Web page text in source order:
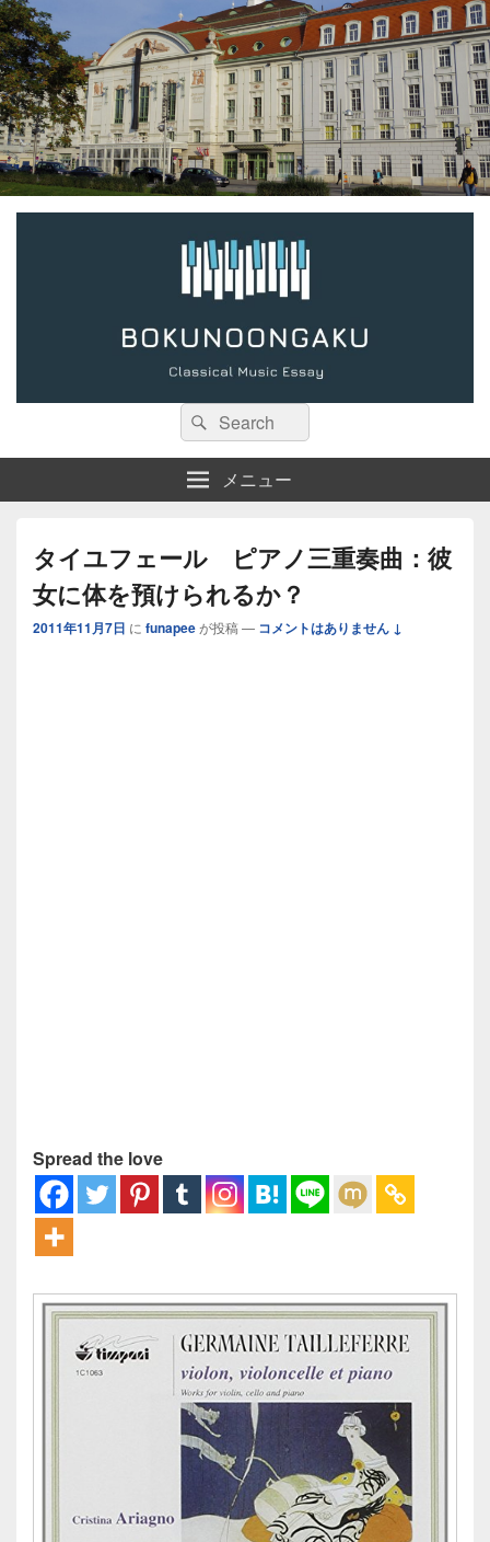
検
索:
検
索
メニュー
タイユフェール ピアノ三重奏曲：彼
女に体を預けられるか？
2011年11月7日 に funapeeが投稿 — コメントはありません ↓
Spread the love